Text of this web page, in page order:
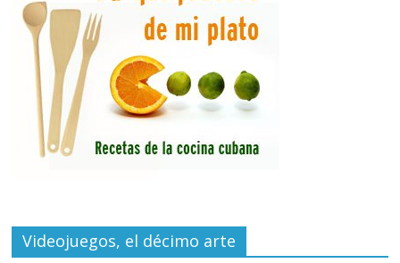
Videojuegos, el décimo arte